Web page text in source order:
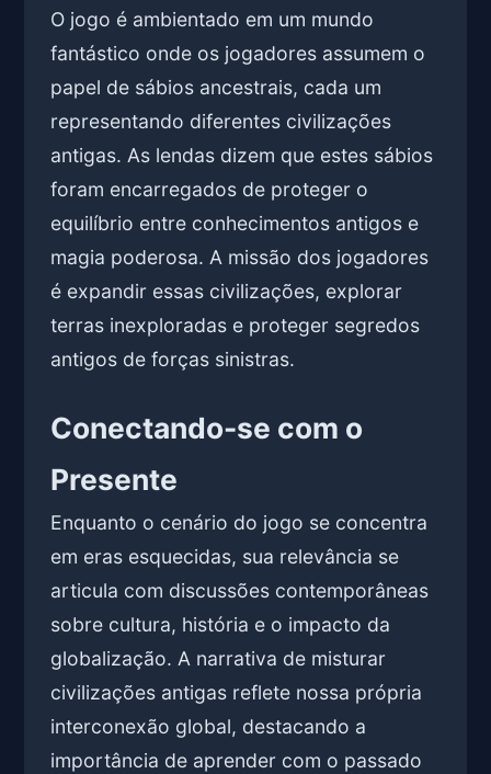
O jogo é ambientado em um mundo
fantástico onde os jogadores assumem o
papel de sábios ancestrais, cada um
representando diferentes civilizações
antigas. As lendas dizem que estes sábios
foram encarregados de proteger o
equilíbrio entre conhecimentos antigos e
magia poderosa. A missão dos jogadores
é expandir essas civilizações, explorar
terras inexploradas e proteger segredos
antigos de forças sinistras.
Conectando-se com o
Presente
Enquanto o cenário do jogo se concentra
em eras esquecidas, sua relevância se
articula com discussões contemporâneas
sobre cultura, história e o impacto da
globalização. A narrativa de misturar
civilizações antigas reflete nossa própria
interconexão global, destacando a
importância de aprender com o passado